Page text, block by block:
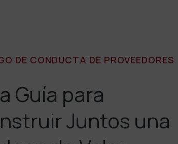
DE CONDUCTA DE PROVEEDORES
Guía para
Juntos una